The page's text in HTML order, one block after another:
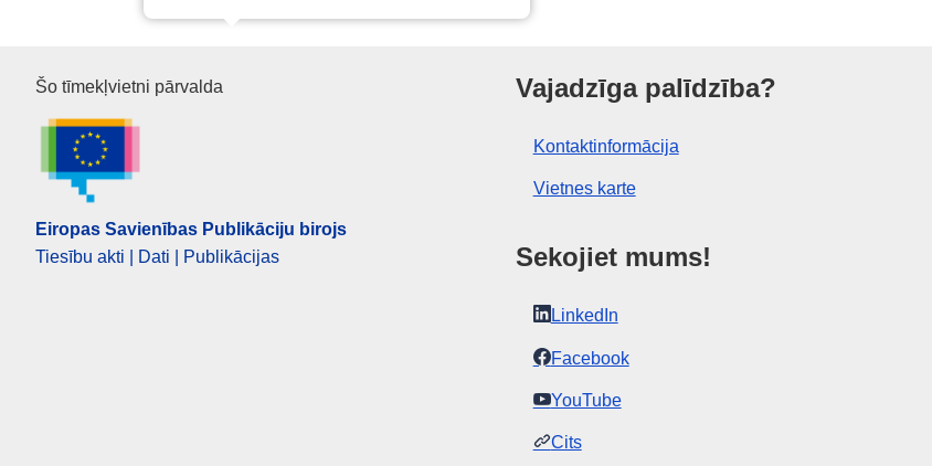
Eiropas Savienības Publikāciju birojs
Šo tīmekļvietni pārvalda
Eiropas Savienības Publikāciju birojs
Tiesību akti | Dati | Publikācijas
Vajadzīga palīdzība?
Kontaktinformācija
Vietnes karte
Sekojiet mums!
LinkedIn
Facebook
YouTube
Cits